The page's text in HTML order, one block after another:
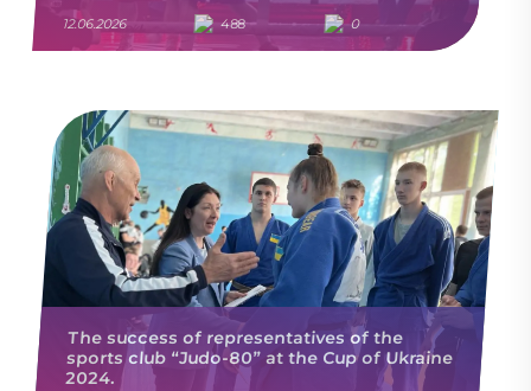
12.06.2026 488 0
The success of representatives of the
sports club “Judo-80” at the Cup of Ukraine
2024.